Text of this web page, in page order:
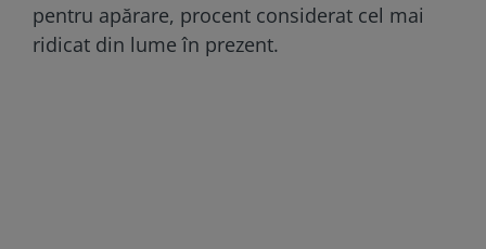
pentru apărare, procent considerat cel mai
ridicat din lume în prezent.